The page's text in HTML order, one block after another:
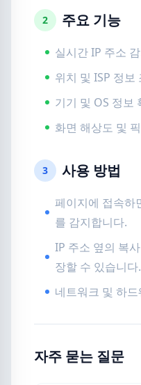
2 주요 기능
실시간 IP 주소
위치 및 ISP 정보
기기 및 OS 정보
화면 해상도 및
3 사용 방법
페이지에 접속하
를 감지합니다.
IP 주소 옆의 복
장할 수 있습니다.
네트워크 및 하
자주 묻는 질문